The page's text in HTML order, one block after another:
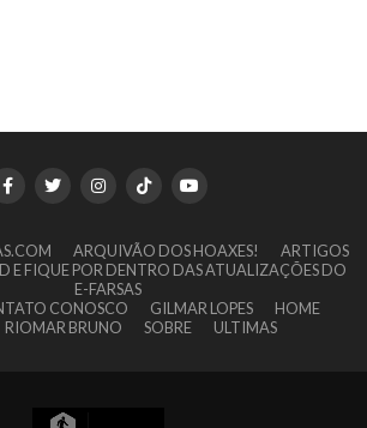
ARQUIVÃO DOS HOAXES!
ARTIGOS
E FIQUE POR DENTRO DAS ATUALIZAÇÕES DO
E-FARSAS
CONOSCO
GILMAR LOPES
HOME
RIOMAR BRUNO SOBRE ULTIMAS